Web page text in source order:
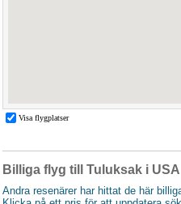
Billiga flyg till Tuluksak i USA
Andra resenärer har hittat de här